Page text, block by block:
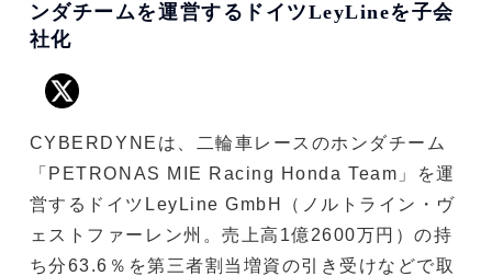
ンダチームを運営するドイツLeyLineを子会
社化
CYBERDYNEは、二輪車レースのホンダチーム
「PETRONAS MIE Racing Honda Team」を運
営するドイツLeyLine GmbH（ノルトライン・ヴ
ェストファーレン州。売上高1億2600万円）の持
ち分63.6％を第三者割当増資の引き受けなどで取